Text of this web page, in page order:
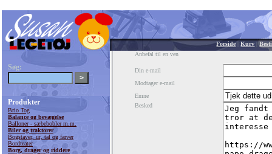
Forside|Kurv |
Søg:
Produkter
Brio Tog
Balance og bevægelse
Balloner - sæbebobler m.m.
Biler og traktorer
Bogstaver, ur, tal og farver
Bordteater
Borg, drager og riddere
Anbefal til en ven
Din e-mail
Modtager e-mail
Emne
Besked